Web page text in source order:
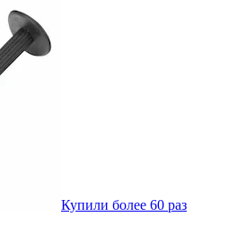
Купили более 60 раз